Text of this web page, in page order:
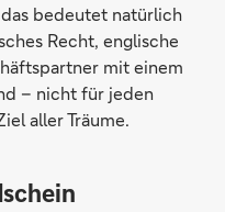
bedeutet natürlich
Recht, englische
mit einem
– nicht für jeden
aller Träume.